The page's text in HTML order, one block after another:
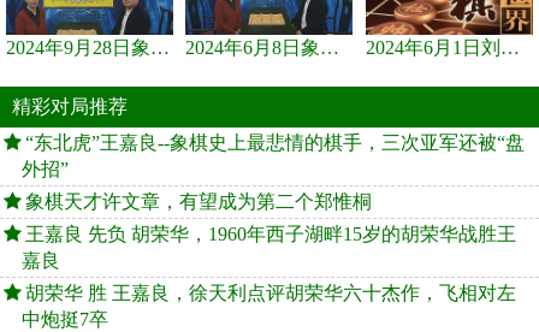
2024年9月28日象棋世界栏目，刘君、蒋川讲解了第九届杨官璘杯象棋... 2024年6月8日象棋世界，刘君、蒋川讲解了第九届杨官璘杯全国象棋... 2024年6月1日刘君、蒋川讲解第三届上海杯象棋大师赛谢靖与李少庚...
精彩对局推荐
“东北虎”王嘉良--象棋史上最悲情的棋手，三次亚军还被“盘
外招”
象棋天才许文章，有望成为第二个郑惟桐
王嘉良 先负 胡荣华，1960年西子湖畔15岁的胡荣华战胜王
嘉良
胡荣华 胜 王嘉良，徐天利点评胡荣华六十杰作，飞相对左
中炮挺7卒